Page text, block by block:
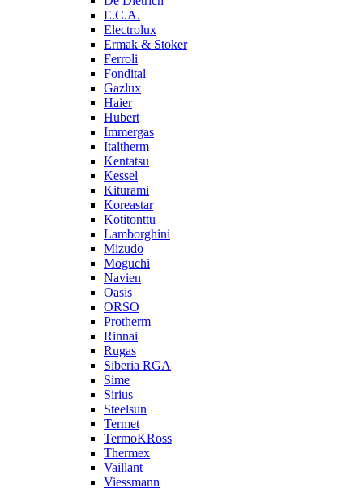
E.C.A.
Electrolux
Ermak & Stoker
Ferroli
Fondital
Gazlux
Haier
Hubert
Immergas
Italtherm
Kentatsu
Kessel
Kiturami
Koreastar
Kotitonttu
Lamborghini
Mizudo
Moguchi
Navien
Oasis
ORSO
Protherm
Rinnai
Rugas
Siberia RGA
Sime
Sirius
Steelsun
Termet
TermoKRoss
Thermex
Vaillant
Viessmann